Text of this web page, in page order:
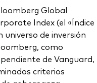
Global
Index (el «Índice
de inversión
como
de Vanguard,
criterios